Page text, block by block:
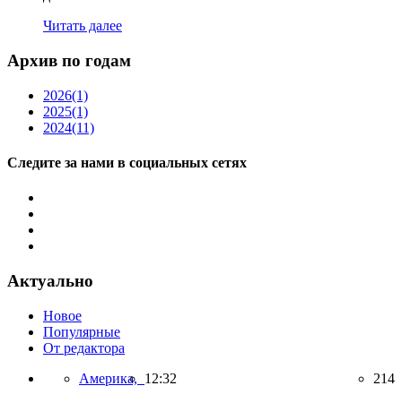
Читать далее
Архив по годам
2026(1)
2025(1)
2024(11)
Следите за нами в социальных сетях
Актуально
Новое
Популярные
От редактора
Америка, 12:32 214